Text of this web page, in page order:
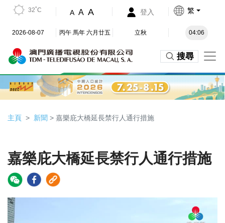
32˚C A A A 登入 繁
2026-08-07 丙午 馬年 六月廿五 立秋 04:06
搜尋
主頁 新聞 > 嘉樂庇大橋延長禁行人通行措施
嘉樂庇大橋延長禁行人通行措施
Video
Player